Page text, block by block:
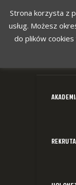
Strona korzysta z
usług. Możesz
do plików